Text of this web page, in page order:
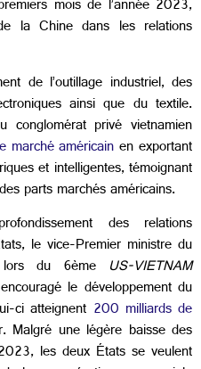
mois de l’année 2023,
la Chine dans les relations
de l’outillage industriel, des
ainsi que du textile.
conglomérat privé vietnamien
marché américainen exportant
et intelligentes, témoignant
parts marchés américains.
des relations
le vice-Premier ministre du
du 6ème US-VIETNAM
le développement du
ci atteignent 200 milliards de
Malgré une légère baisse des
les deux États se veulent